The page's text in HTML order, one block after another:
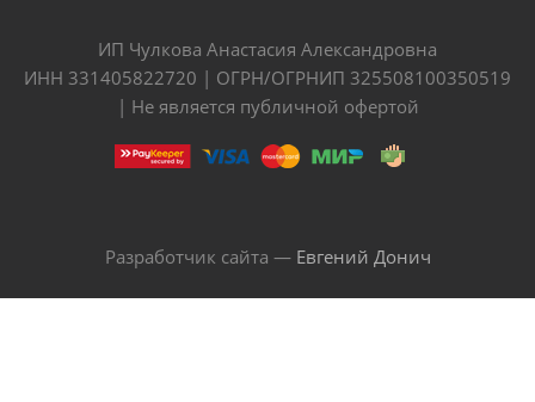
ИП Чулкова Анастасия Александровна
ИНН 331405822720 | ОГРН/ОГРНИП 325508100350519
| Не является публичной офертой
Разработчик сайта — Евгений Донич